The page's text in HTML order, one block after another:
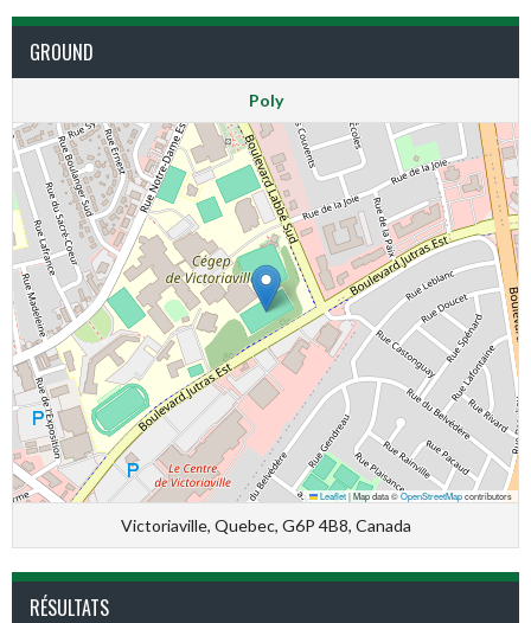
GROUND
Poly
Leaflet|Map data ©OpenStreetMapcontributors
Victoriaville, Quebec, G6P 4B8, Canada
RÉSULTATS